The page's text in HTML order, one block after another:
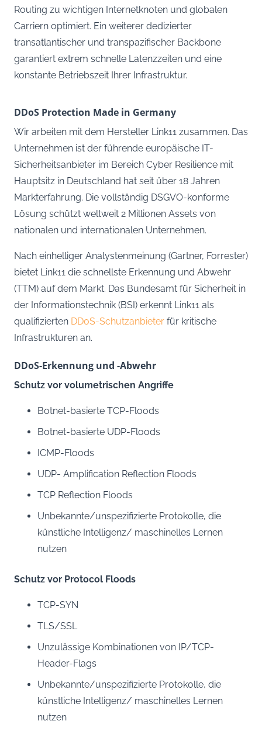
Routing zu wichtigen Internetknoten und globalen
Carriern optimiert. Ein weiterer dedizierter
transatlantischer und transpazifischer Backbone
garantiert extrem schnelle Latenzzeiten und eine
konstante Betriebszeit Ihrer Infrastruktur.
DDoS Protection Made in Germany
Wir arbeiten mit dem Hersteller Link11 zusammen. Das
Unternehmen ist der führende europäische IT-
Sicherheitsanbieter im Bereich Cyber Resilience mit
Hauptsitz in Deutschland hat seit über 18 Jahren
Markterfahrung. Die vollständig DSGVO-konforme
Lösung schützt weltweit 2 Millionen Assets von
nationalen und internationalen Unternehmen.
Nach einhelliger Analystenmeinung (Gartner, Forrester)
bietet Link11 die schnellste Erkennung und Abwehr
(TTM) auf dem Markt. Das Bundesamt für Sicherheit in
der Informationstechnik (BSI) erkennt Link11 als
qualifizierten DDoS-Schutzanbieter für kritische
Infrastrukturen an.
DDoS-Erkennung und -Abwehr
Schutz vor volumetrischen Angriffe
Botnet-basierte TCP-Floods
Botnet-basierte UDP-Floods
ICMP-Floods
UDP- Amplification Reflection Floods
TCP Reflection Floods
Unbekannte/unspezifizierte Protokolle, die
künstliche Intelligenz/ maschinelles Lernen
nutzen
Schutz vor Protocol Floods
TCP-SYN
TLS/SSL
Unzulässige Kombinationen von IP/TCP-
Header-Flags
Unbekannte/unspezifizierte Protokolle, die
künstliche Intelligenz/ maschinelles Lernen
nutzen